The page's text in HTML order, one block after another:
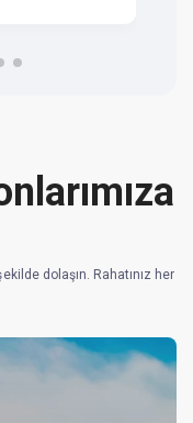
dolaşın. Rahatınız her